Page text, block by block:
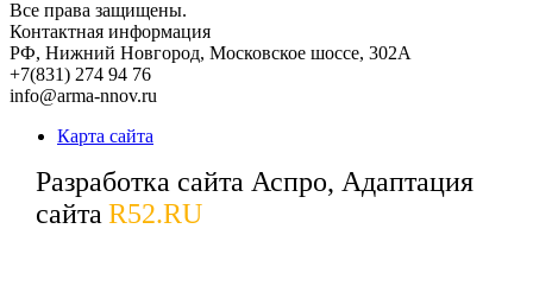
Все права защищены.
Контактная информация
РФ, Нижний Новгород, Московское шоссе, 302А
+7(831) 274 94 76
info@arma-nnov.ru
Карта сайта
Разработка сайта Аспро, Адаптация
сайта R52.RU